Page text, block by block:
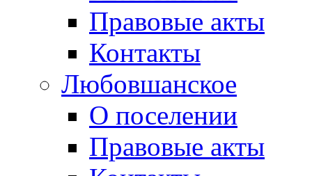
Правовые акты
Контакты
Любовшанское
О поселении
Правовые акты